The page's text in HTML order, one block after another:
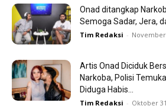
Onad ditangkap
Semoga Sadar, Jera,
Tim Redaksi - November
Artis Onad Diciduk
Narkoba, Polisi
Diduga Habis...
Tim Redaksi - Oktober